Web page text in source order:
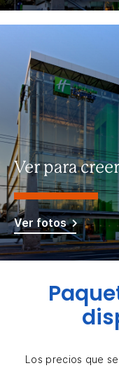
Ver para creer
Ver fotos
Los precios que